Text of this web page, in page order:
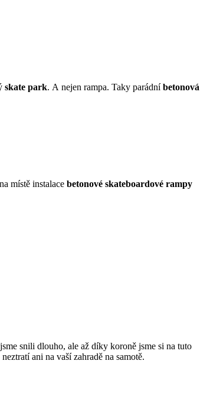
skate park. A nejen rampa. Taky parádníbetonová
místě instalace betonové skateboardové rampy
snili dlouho, ale až díky koroně jsme si na tuto
ani na vaší zahradě na samotě.